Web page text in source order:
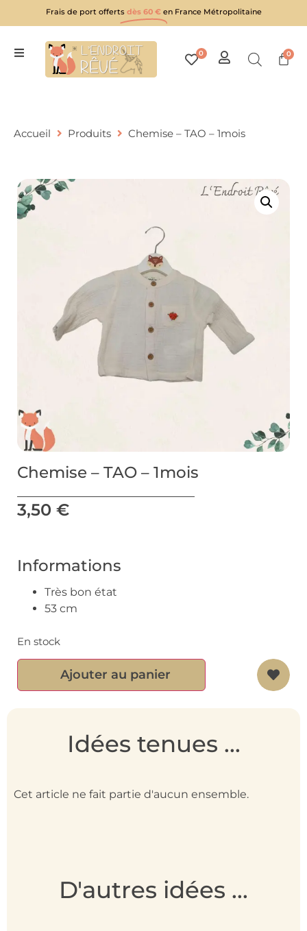
Frais de port offerts dès 60 € en France Métropolitaine
0 0
Accueil Produits Chemise – TAO – 1mois
Chemise – TAO – 1mois
3,50 €
Informations
Très bon état
53 cm
En stock
Ajouter au panier
Idées tenues ...
Cet article ne fait partie d'aucun ensemble.
D'autres idées ...